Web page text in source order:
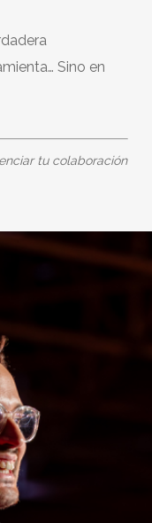
Sino en
tu colaboración